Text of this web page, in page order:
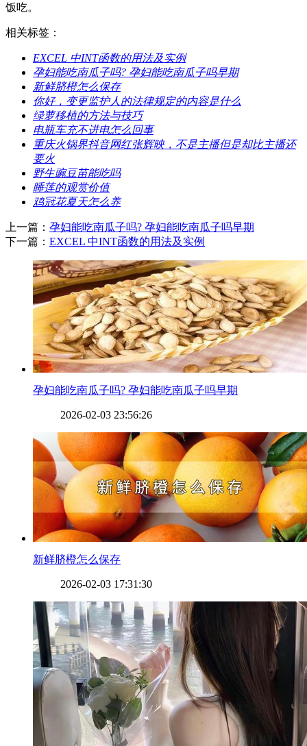
饭吃。
相关标签：
​EXCEL 中INT函数的用法及实例
​孕妇能吃南瓜子吗? 孕妇能吃南瓜子吗早期
​新鲜脐橙怎么保存
​你好，变更监护人的法律规定的内容是什么
​绿萝移植的方法与技巧
​电瓶车充不进电怎么回事
​重庆火锅界抖音网红张辉映，不是主播但是却比主播还
要火
​野生豌豆苗能吃吗
​睡莲的观赏价值
​鸡冠花夏天怎么养
上一篇： ​孕妇能吃南瓜子吗? 孕妇能吃南瓜子吗早期
下一篇： ​EXCEL 中INT函数的用法及实例
​孕妇能吃南瓜子吗? 孕妇能吃南瓜子吗早期
2026-02-03 23:56:26
​新鲜脐橙怎么保存
2026-02-03 17:31:30